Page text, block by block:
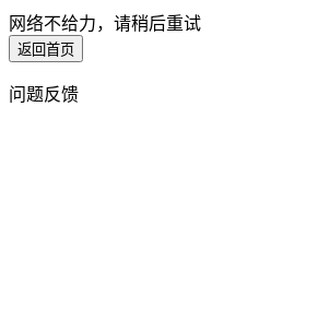
网络不给力，请稍后重试
返回首页
问题反馈